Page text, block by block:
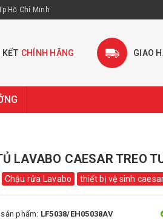
Chí Minh
KẾT CHÍNH HÃNG GIAO
LAVABO CAESAR TREO
Chậu rửa Lavabo thiết bị vệ sinh
phẩm: LF5038/EH05038AV